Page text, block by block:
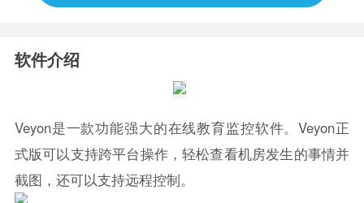
软件介绍
Veyon是一款功能强大的在线教育监控软件。Veyon正
式版可以支持跨平台操作，轻松查看机房发生的事情并
截图，还可以支持远程控制。